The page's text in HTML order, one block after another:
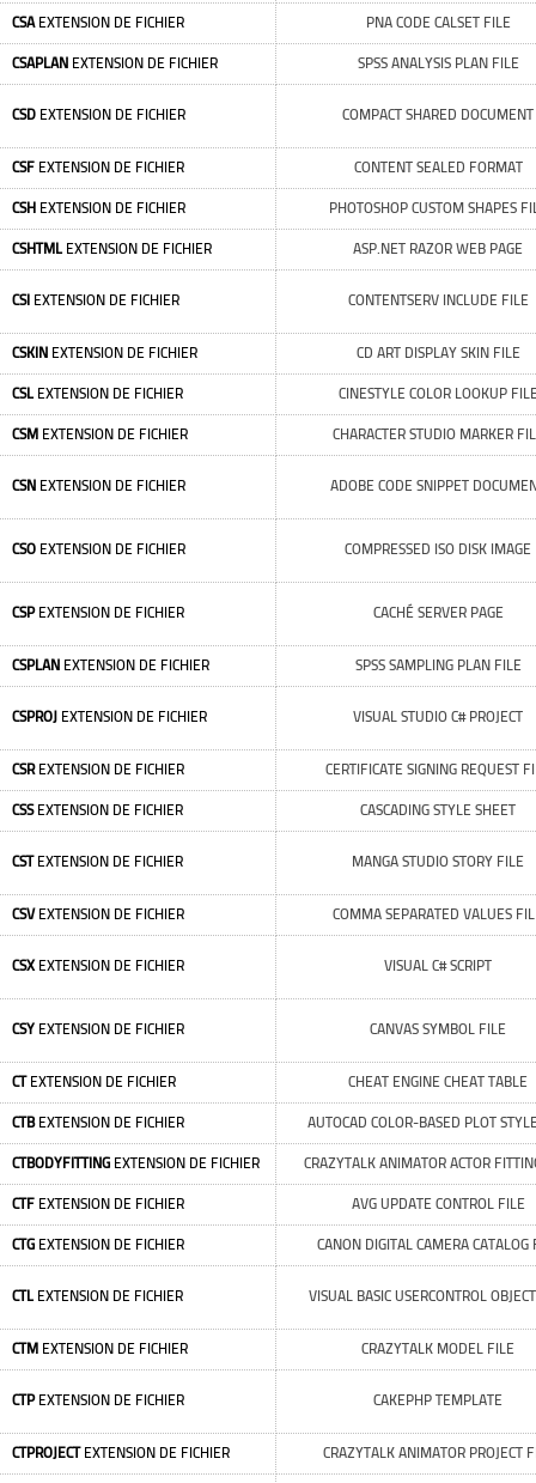
CSAEXTENSION DE FICHIER PNA CODE CALSET FILE
CSAPLAN EXTENSION DE FICHIER SPSS ANALYSIS PLAN FILE
CSD EXTENSION DE FICHIER COMPACT SHARED DOCUMENT
CSF EXTENSION DE FICHIER CONTENT SEALED FORMAT
CSH EXTENSION DE FICHIER PHOTOSHOP CUSTOM SHAPES
CSHTMLEXTENSION DE FICHIER ASP.NET RAZOR WEB PAGE
CSI EXTENSION DE FICHIER CONTENTSERV INCLUDE FILE
CSKIN EXTENSION DE FICHIER CD ART DISPLAY SKIN FILE
CSLEXTENSION DE FICHIER CINESTYLE COLOR LOOKUP
CSM EXTENSION DE FICHIER CHARACTER STUDIO MARKER
CSN EXTENSION DE FICHIER ADOBE CODE SNIPPET
CSO EXTENSION DE FICHIER COMPRESSED ISO DISK IMAGE
CSPEXTENSION DE FICHIER CACHÉ SERVER PAGE
CSPLAN EXTENSION DE FICHIER SPSS SAMPLING PLAN FILE
CSPROJ EXTENSION DE FICHIER VISUAL STUDIO C# PROJECT
CSREXTENSION DE FICHIER CERTIFICATE SIGNING REQUEST
CSSEXTENSION DE FICHIER CASCADING STYLE SHEET
CSTEXTENSION DE FICHIER MANGA STUDIO STORY FILE
CSVEXTENSION DE FICHIER COMMA SEPARATED VALUES
CSXEXTENSION DE FICHIER VISUAL C# SCRIPT
CSY EXTENSION DE FICHIER CANVAS SYMBOL FILE
CTEXTENSION DE FICHIER CHEAT ENGINE CHEAT TABLE
CTBEXTENSION DE FICHIER AUTOCAD COLOR-BASED PLOT
CTBODYFITTING EXTENSION DE FICHIER CRAZYTALK ANIMATOR ACTOR
CTF EXTENSION DE FICHIER AVG UPDATE CONTROL FILE
CTG EXTENSION DE FICHIER CANON DIGITAL CAMERA CATALOG
CTLEXTENSION DE FICHIER VISUAL BASIC USERCONTROL
CTM EXTENSION DE FICHIER CRAZYTALK MODEL FILE
CTPEXTENSION DE FICHIER CAKEPHP TEMPLATE
CTPROJECTEXTENSION DE FICHIER CRAZYTALK ANIMATOR PROJECT